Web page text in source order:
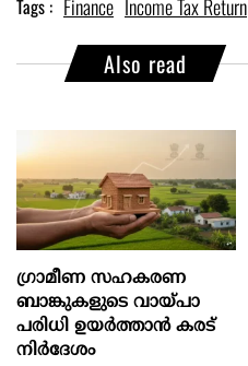
Tags : Finance Income Tax Return
Also read
ഗ്രാമീണ സഹകരണ
ബാങ്കുകളുടെ വായ്പാ
പരിധി ഉയർത്താൻ കരട്
നിർദേശം